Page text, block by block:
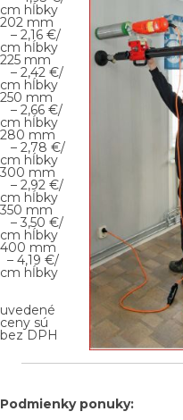
cm hĺbky
202 mm
– 2,16 €/
cm hĺbky
225 mm
– 2,42 €/
cm hĺbky
250 mm
– 2,66 €/
cm hĺbky
280 mm
– 2,78 €/
cm hĺbky
300 mm
– 2,92 €/
cm hĺbky
350 mm
– 3,50 €/
cm hĺbky
400 mm
– 4,19 €/
cm hĺbky
uvedené
ceny sú
bez DPH
Podmienky ponuky: